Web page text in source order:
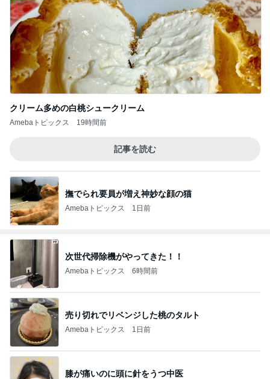
クリーム多めの白桃シュークリーム
Amebaトピックス 19時間前
記事を読む
撫でられ要員が増え神妙な顔の猫
Amebaトピックス 1日前
次世代掃除機がやってきた！！
Amebaトピックス 6時間前
売り切れでリベンジした桃のタルト
Amebaトピックス 1日前
膝が痛いのに頭に針をうつ中医